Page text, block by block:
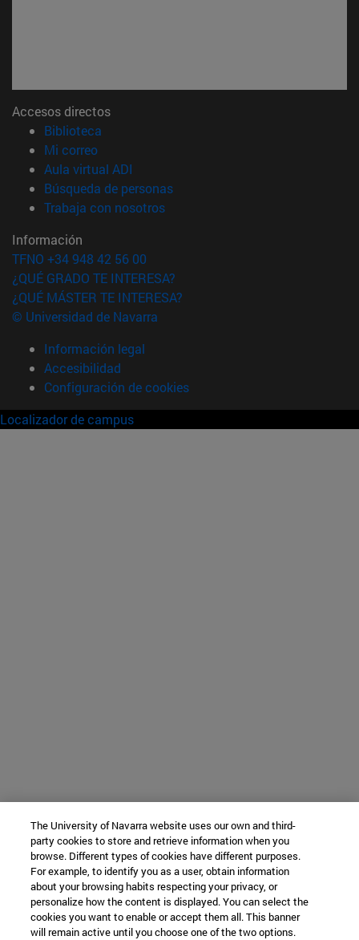
Accesos directos
Biblioteca
Mi correo(abre en nueva ventana)
Aula virtual ADI
Búsqueda de personas(abre en nueva ventana)
Trabaja con nosotros(abre en nueva ventana)
Información
TFNO +34 948 42 56 00
¿QUÉ GRADO TE INTERESA?
¿QUÉ MÁSTER TE INTERESA?
© Universidad de Navarra
Información legal
Accesibilidad
Configuración de cookies
Localizador de campus
The University of Navarra website uses our own and third-
party cookies to store and retrieve information when you
browse. Different types of cookies have different purposes.
For example, to identify you as a user, obtain information
about your browsing habits respecting your privacy, or
personalize how the content is displayed. You can select the
cookies you want to enable or accept them all. This banner
will remain active until you choose one of the two options.